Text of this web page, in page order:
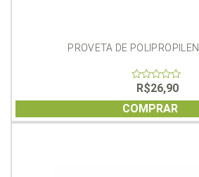
PROVETA DE
of
5
R$26,90
COMPRAR